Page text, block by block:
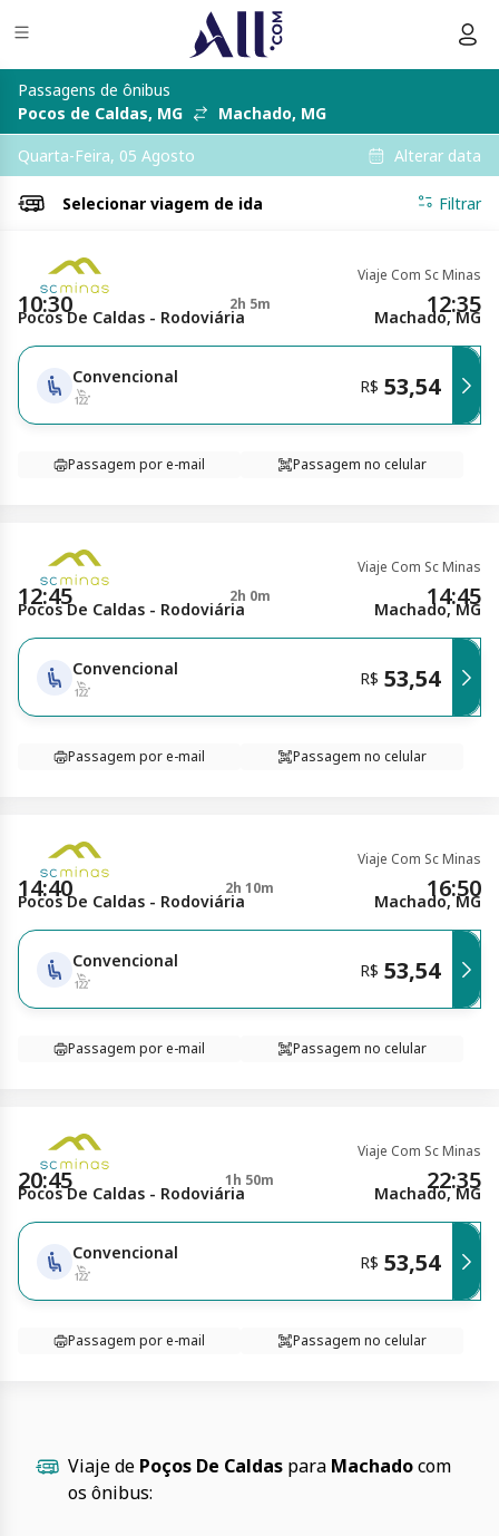
Passagens de ônibus
Pocos de Caldas, MG
Machado, MG
Quarta-Feira, 05 Agosto
Alterar data
Selecionar viagem de ida Filtrar
Viaje Com Sc Minas
10:30 2h 5m 12:35
Pocos De Caldas - Rodoviária Machado, MG
Convencional R$ 53,54
Passagem por e-mail Passagem no celular
Viaje Com Sc Minas
12:45 2h 0m 14:45
Pocos De Caldas - Rodoviária Machado, MG
Convencional R$ 53,54
Passagem por e-mail Passagem no celular
Viaje Com Sc Minas
14:40 2h 10m 16:50
Pocos De Caldas - Rodoviária Machado, MG
Convencional R$ 53,54
Passagem por e-mail Passagem no celular
Viaje Com Sc Minas
20:45 1h 50m 22:35
Pocos De Caldas - Rodoviária Machado, MG
Convencional R$ 53,54
Passagem por e-mail Passagem no celular
Viaje de Poços De Caldaspara Machadocom
os ônibus: